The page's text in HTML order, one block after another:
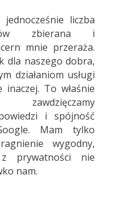
liczba
zbierana i
mnie przeraża.
dla naszego dobra,
działaniom usługi
To właśnie
i spójność
Mam tylko
wygodny,
prywatności nie
nam.